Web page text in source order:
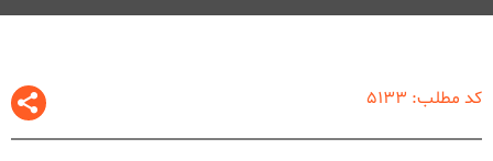
کد مطلب: 5133